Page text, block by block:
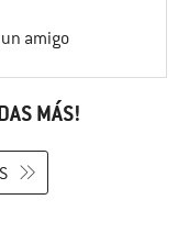
amigo
MÁS!